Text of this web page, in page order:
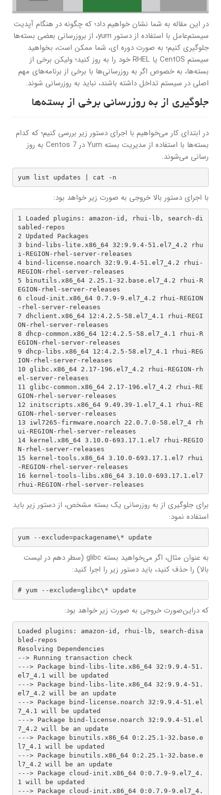
در این مقاله به شما نشان خواهیم داد؛ که چگونه در هنگام آپدیت
سیستم‌عامل با استفاده از دستور yum، از بروزرسانی بعضی بسته‌ها
جلوگیری کنیم؛ به صورت دوره ای، شما ممکن است، بخواهید
سیستم CentOS یا RHEL خود را به روز کنید؛ ولیکن برخی از
بسته‌ها، به خصوص اگر به روزرسانی‌ها با برخی از برنامه‌های مهم
اصلی در سیستم تداخل داشته باشند، نباید به روزرسانی شوند.
جلوگیری از به روزرسانی برخی از بسته‌ها
در ابتدای کار می‌خواهیم با اجرای دستور زیر بررسی کنیم؛ که کدام
بسته‌ها با استفاده از مدیریت بسته Yum در Centos 7 به روز
رسانی می‌شوند.
yum list updates | cat -n
با اجرای دستور بالا خروجی به صورت زیر خواهد بود:
1 Loaded plugins: amazon-id, rhui-lb, search-di
sabled-repos
2 Updated Packages
3 bind-libs-lite.x86_64 32:9.9.4-51.el7_4.2 rhu
i-REGION-rhel-server-releases
4 bind-license.noarch 32:9.9.4-51.el7_4.2 rhui-
REGION-rhel-server-releases
5 binutils.x86_64 2.25.1-32.base.el7_4.2 rhui-R
EGION-rhel-server-releases
6 cloud-init.x86_64 0.7.9-9.el7_4.2 rhui-REGION
-rhel-server-releases
7 dhclient.x86_64 12:4.2.5-58.el7_4.1 rhui-REGI
ON-rhel-server-releases
8 dhcp-common.x86_64 12:4.2.5-58.el7_4.1 rhui-R
EGION-rhel-server-releases
9 dhcp-libs.x86_64 12:4.2.5-58.el7_4.1 rhui-REG
ION-rhel-server-releases
10 glibc.x86_64 2.17-196.el7_4.2 rhui-REGION-rh
el-server-releases
11 glibc-common.x86_64 2.17-196.el7_4.2 rhui-RE
GION-rhel-server-releases
12 initscripts.x86_64 9.49.39-1.el7_4.1 rhui-RE
GION-rhel-server-releases
13 iwl7265-firmware.noarch 22.0.7.0-58.el7_4 rh
ui-REGION-rhel-server-releases
14 kernel.x86_64 3.10.0-693.17.1.el7 rhui-REGIO
N-rhel-server-releases
15 kernel-tools.x86_64 3.10.0-693.17.1.el7 rhui
-REGION-rhel-server-releases
16 kernel-tools-libs.x86_64 3.10.0-693.17.1.el7
rhui-REGION-rhel-server-releases
برای جلوگیری از به روزرسانی یک بسته مشخص، از دستور زیر باید
استفاده نمود:
yum --exclude=packagename\* update
به عنوان مثال، اگر می‌خواهید بسته glibc (سطر دهم در لیست
بالا) را حذف کنید، باید دستور زیر را اجرا کنید:
# yum --exclude=glibc\* update
که دراین‌صورت خروجی به صورت زیر خواهد بود:
Loaded plugins: amazon-id, rhui-lb, search-disa
bled-repos
Resolving Dependencies
--> Running transaction check
---> Package bind-libs-lite.x86_64 32:9.9.4-51.
el7_4.1 will be updated
---> Package bind-libs-lite.x86_64 32:9.9.4-51.
el7_4.2 will be an update
---> Package bind-license.noarch 32:9.9.4-51.el
7_4.1 will be updated
---> Package bind-license.noarch 32:9.9.4-51.el
7_4.2 will be an update
---> Package binutils.x86_64 0:2.25.1-32.base.e
l7_4.1 will be updated
---> Package binutils.x86_64 0:2.25.1-32.base.e
l7_4.2 will be an update
---> Package cloud-init.x86_64 0:0.7.9-9.el7_4.
1 will be updated
---> Package cloud-init.x86_64 0:0.7.9-9.el7_4.